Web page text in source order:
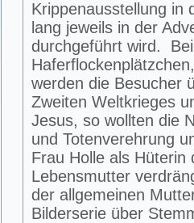
Krippenausstellung in
lang jeweils in der
durchgeführt wird.
werden die Besucher
Zweiten Weltkrieges
Jesus, so wollten die
und Totenverehrung
Frau Holle als Hüterin
Lebensmutter
der allgemeinen
Bilderserie über